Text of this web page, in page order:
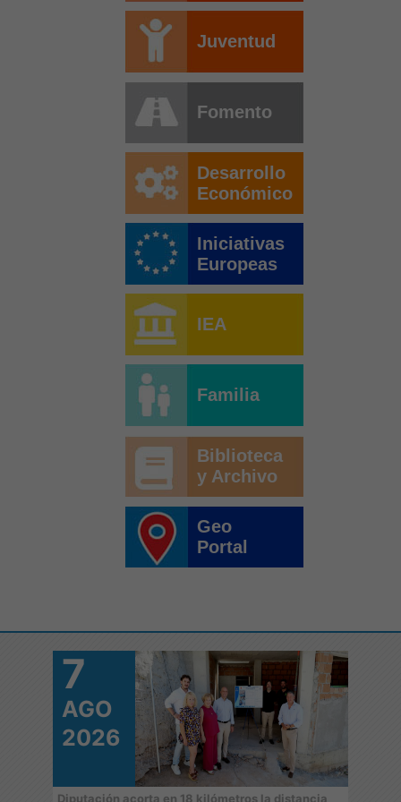
Juventud
Fomento
Desarrollo
Económico
Iniciativas
Europeas
IEA
Familia
Biblioteca
y Archivo
Geo
Portal
7
AGO
2026
Diputación acorta en 18 kilómetros la distancia